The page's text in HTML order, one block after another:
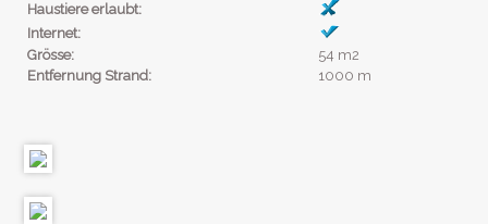
Haustiere erlaubt:
Internet:
Grösse:
54 m2
Entfernung Strand:
1000 m